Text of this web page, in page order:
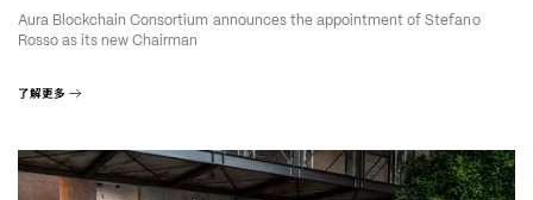
Aura Blockchain Consortium announces the appointment of Stefano
Rosso as its new Chairman
了解更多